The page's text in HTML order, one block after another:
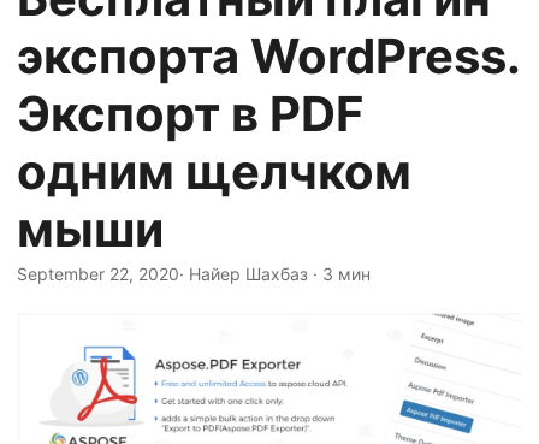
и
т
ь
н
а
в
и
экспорта WordPress.
Экспорт в PDF
одним щелчком
мыши
September 22, 2020· Найер Шахбаз · 3 мин